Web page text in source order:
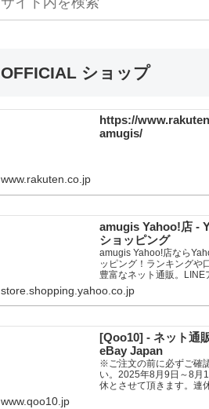
OFFICIAL ショップ
https://
amugis/
www.rakuten.co.jp
amugis Yahoo!店 -
ショッピング
amugis Yahoo!店なら
ッピング！ランキングや
豊富なネット通販。LINE
ト連携でPayPayポイント
（上限あり）Yahoo!ショ
スマホアプリも充実で毎
求めいただけます。
store.shopping.yahoo.co.jp
[Qoo10] - ネット通販
eBay Japan
※ご注文の前に必ずご確
い。2025年8月9日～8月
休とさせて頂きます。連
www.qoo10.jp